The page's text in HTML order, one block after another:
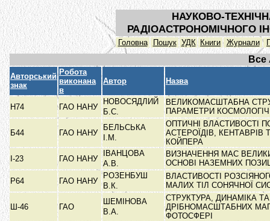
НАУКОВО-
РАДІОАСТРОНОМІЧНОГО
Головна Пошук УДК Книги Журнали
Все
Авторський
знак
Робота
виконана
в
Автор Назва
Н74 ГАО НАНУ
НОВОСЯДЛИЙ
Б.С.
ВЕЛИКОМАСШТАБНА
ПАРАМЕТРИ
Б44 ГАО НАНУ
БЕЛЬСЬКА
І.М.
ОПТИЧНІ ВЛАСТИВОСТІ
АСТЕРОЇДІВ, КЕНТАВРІВ
КОЙПЕРА
І-23
ГАО НАНУ
ІВАНЦОВА
А.В.
ВИЗНАЧЕННЯ МАС
ОСНОВІ НАЗЕМНИХ
Р64
ГАО НАНУ
РОЗЕНБУШ
В.К.
ВЛАСТИВОСТІ
МАЛИХ ТІЛ СОНЯЧНОЇ
Ш-46 ГАО
ШЕМІНОВА
В.А.
СТРУКТУРА, ДИНАМІКА
ДРІБНОМАСШТАБНИХ
ФОТОСФЕРІ